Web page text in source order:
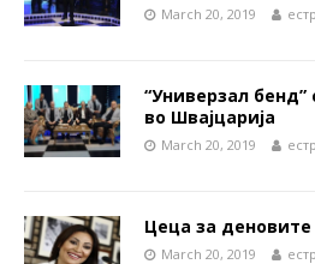
March 20, 2019
“Универзал бенд”
во Швајцарија
March 20, 2019
Цеца за деновите
March 20, 2019